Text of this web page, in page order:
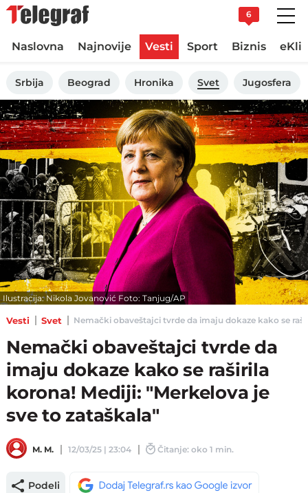
6
Naslovna Najnovije Vesti Sport Biznis
Srbija Beograd Hronika Svet Jugosfera
Ilustracija: Nikola Jovanović Foto: Tanjug/AP
Vesti Svet Nemački obaveštajci tvrde da imaju dokaze kako se
Nemački obaveštajci tvrde da
imaju dokaze kako se raširila
korona! Mediji: "Merkelova je
sve to zataškala"
M. M. 12/03/25 | 23:04 Čitanje: oko 1 min.
Podeli